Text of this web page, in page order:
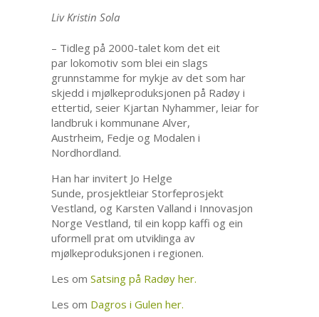
Liv Kristin Sola
– Tidleg på 2000-talet kom det eit
par lokomotiv som blei ein slags
grunnstamme for mykje av det som har
skjedd i mjølkeproduksjonen på Radøy i
ettertid, seier Kjartan Nyhammer, leiar for
landbruk i kommunane Alver,
Austrheim, Fedje og Modalen i
Nordhordland.
Han har invitert Jo Helge
Sunde, prosjektleiar Storfeprosjekt
Vestland, og Karsten Valland i Innovasjon
Norge Vestland, til ein kopp kaffi og ein
uformell prat om utviklinga av
mjølkeproduksjonen i regionen.
Les om Satsing på Radøy her.
Les om Dagros i Gulen her.